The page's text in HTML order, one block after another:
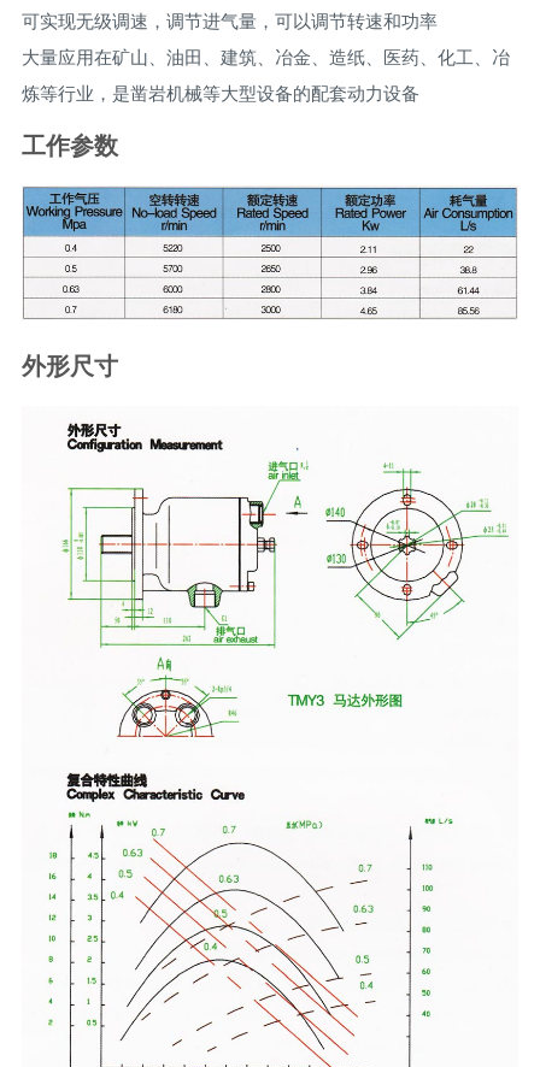
可实现无级调速，调节进气量，可以调节转速和功率
大量应用在矿山、油田、建筑、冶金、造纸、医药、化工、冶
炼等行业，是凿岩机械等大型设备的配套动力设备
工作参数
外形尺寸